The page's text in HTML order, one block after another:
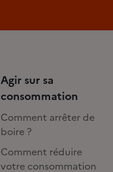
Agir sur sa
consommation
Comment arrêter de
boire ?
Comment réduire
votre consommation